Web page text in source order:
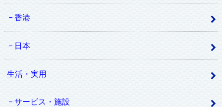
香港
日本
生活・実用
サービス・施設